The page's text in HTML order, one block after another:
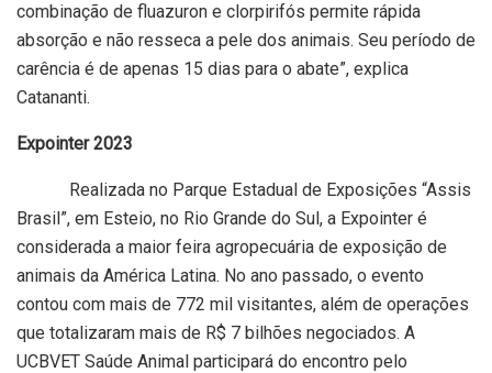
combinação de fluazuron e clorpirifós permite rápida
absorção e não resseca a pele dos animais. Seu período de
carência é de apenas 15 dias para o abate”, explica
Catananti.
Expointer 2023
Realizada no Parque Estadual de Exposições “Assis
Brasil”, em Esteio, no Rio Grande do Sul, a Expointer é
considerada a maior feira agropecuária de exposição de
animais da América Latina. No ano passado, o evento
contou com mais de 772 mil visitantes, além de operações
que totalizaram mais de R$ 7 bilhões negociados. A
UCBVET Saúde Animal participará do encontro pelo